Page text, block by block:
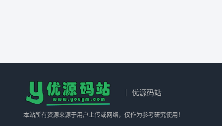
｜ 优源码站
本站所有资源来源于用户上传或网络，仅作为参考研究使用！